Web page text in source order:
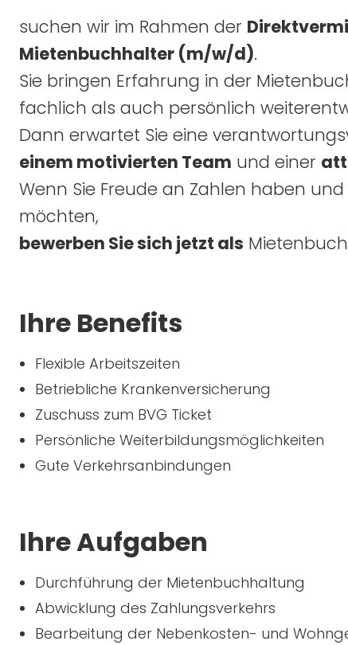
suchen wir im Rahmen der
Mietenbuchhalter (m/w/d).
Sie bringen Erfahrung in der
fachlich als auch persönlich
Dann erwartet Sie eine
einem motivierten Team und einer
Wenn Sie Freude an Zahlen haben
möchten,
bewerben Sie sich jetzt als
Ihre Benefits
Flexible Arbeitszeiten
Betriebliche Krankenversicherung
Zuschuss zum BVG Ticket
Persönliche Weiterbildungsmöglichkeiten
Gute Verkehrsanbindungen
Ihre Aufgaben
Durchführung der Mietenbuchhaltung
Abwicklung des Zahlungsverkehrs
Bearbeitung der Nebenkosten- und